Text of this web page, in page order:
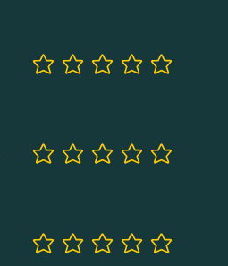
Еще нет оценок
Еще нет оценок
Еще нет оценок